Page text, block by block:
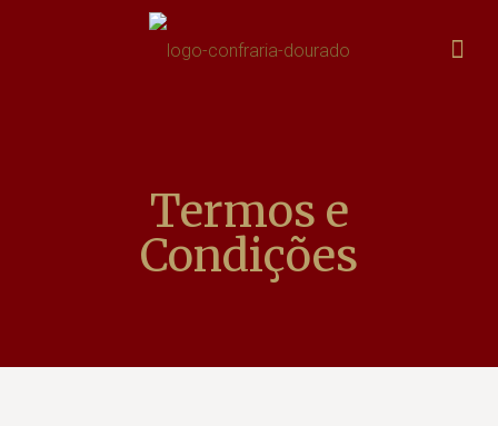
Termos e
Condições